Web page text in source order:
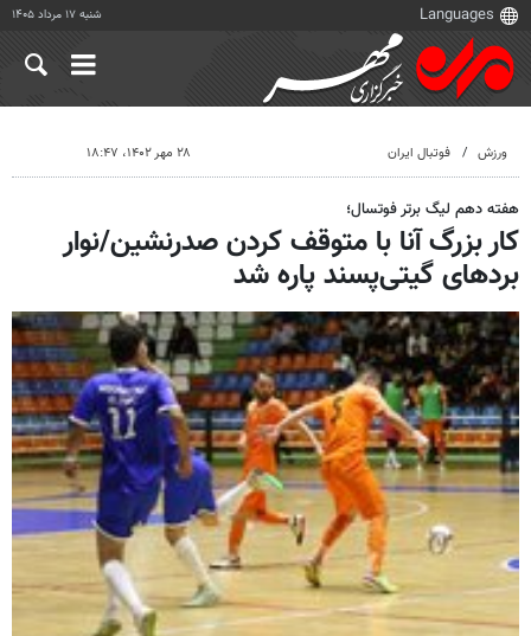
شنبه ۱۷ مرداد ۱۴۰۵
ورزش فوتبال ایران ۲۸ مهر ۱۴۰۲، ۱۸:۴۷
هفته دهم لیگ برتر فوتسال؛
کار بزرگ آنا با متوقف کردن صدرنشین/نوار
بردهای گیتی‌پسند پاره شد